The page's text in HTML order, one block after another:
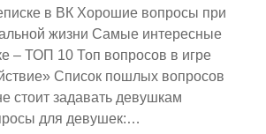
в ВК Хорошие вопросы при
жизни Самые интересные
– ТОП 10 Топ вопросов в игре
Список пошлых вопросов
стоит задавать девушкам
для девушек:…